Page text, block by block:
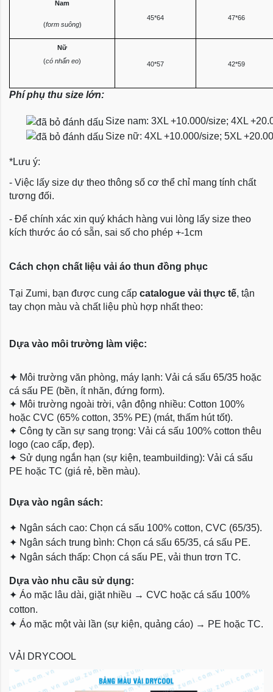
Nam
45*64
47*66
(form suông)
Nữ
40*57 42*59
(có nhấn eo)
Phí phụ thu size lớn:
Size nam: 3XL +10.000/size; 4XL
Size nữ: 4XL +10.000/size; 5XL
*Lưu ý:
- Việc lấy size dự theo thông số cơ thể chỉ mang tính chất
tương đối.
- Để chính xác xin quý khách hàng vui lòng lấy size theo
kích thước áo có sẵn, sai số cho phép +-1cm
Cách chọn chất liệu vải áo thun đồng phục
Tại Zumi, bạn được cung cấp catalogue vải thực tế, tận
tay chọn màu và chất liệu phù hợp nhất theo:
Dựa vào môi trường làm việc:
✦ Môi trường văn phòng, máy lạnh: Vải cá sấu 65/35 hoặc
cá sấu PE (bền, ít nhăn, đứng form).
✦ Môi trường ngoài trời, vận động nhiều: Cotton 100%
hoặc CVC (65% cotton, 35% PE) (mát, thấm hút tốt).
✦ Công ty cần sự sang trọng: Vải cá sấu 100% cotton thêu
logo (cao cấp, đẹp).
✦ Sử dụng ngắn hạn (sự kiện, teambuilding): Vải cá sấu
PE hoặc TC (giá rẻ, bền màu).
Dựa vào ngân sách:
✦ Ngân sách cao: Chọn cá sấu 100% cotton, CVC (65/35).
✦ Ngân sách trung bình: Chọn cá sấu 65/35, cá sấu PE.
✦ Ngân sách thấp: Chọn cá sấu PE, vải thun trơn TC.
Dựa vào nhu cầu sử dụng:
✦ Áo mặc lâu dài, giặt nhiều → CVC hoặc cá sấu 100%
cotton.
✦ Áo mặc một vài lần (sự kiện, quảng cáo) → PE hoặc TC.
VẢI DRYCOOL